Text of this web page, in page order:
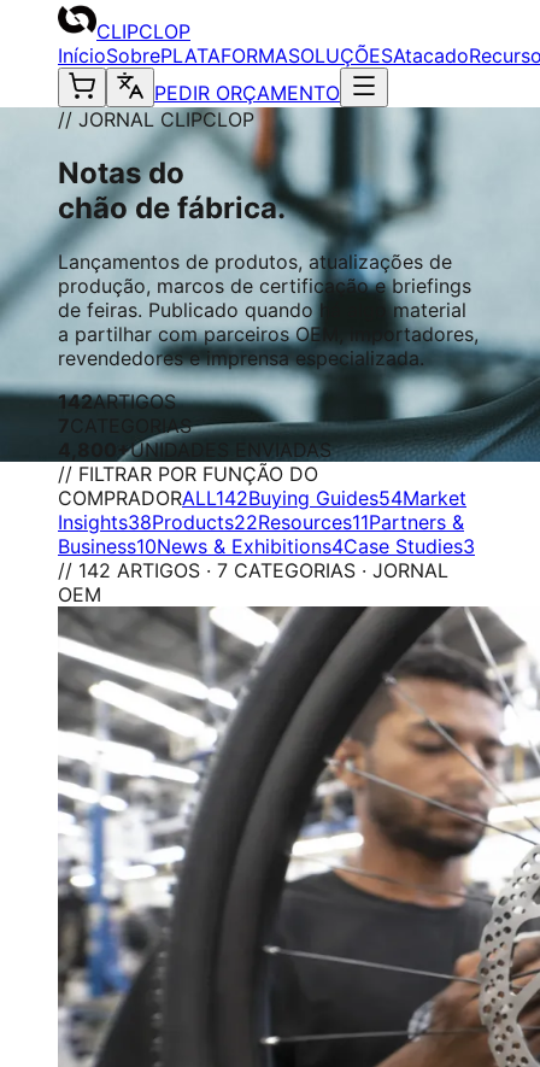
CLIPCLOP
InícioSobrePLATAFORMASOLUÇÕESAtacado
PEDIR ORÇAMENTO
// JORNAL CLIPCLOP
Notas do
chão de fábrica.
Lançamentos de produtos, atualizações de
produção, marcos de certificação e briefings
de feiras. Publicado quando há algo material
a partilhar com parceiros OEM, importadores,
revendedores e imprensa especializada.
142ARTIGOS
7CATEGORIAS
4,800+UNIDADES ENVIADAS
// FILTRAR POR FUNÇÃO DO
COMPRADORALL142Buying Guides54Market
Insights38Products22Resources11Partners &
Business10News & Exhibitions4Case Studies3
// 142 ARTIGOS · 7 CATEGORIAS · JORNAL
OEM